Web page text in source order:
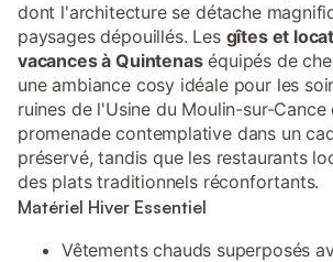
dont l'architecture se détache
paysages dépouillés. Les gîtes et
vacances à Quintenaséquipés de
une ambiance cosy idéale pour les
ruines de l'Usine du Moulin-sur-
promenade contemplative dans un
préservé, tandis que les restaurants
des plats traditionnels réconfortants.
Matériel Hiver Essentiel
Vêtements chauds superposés